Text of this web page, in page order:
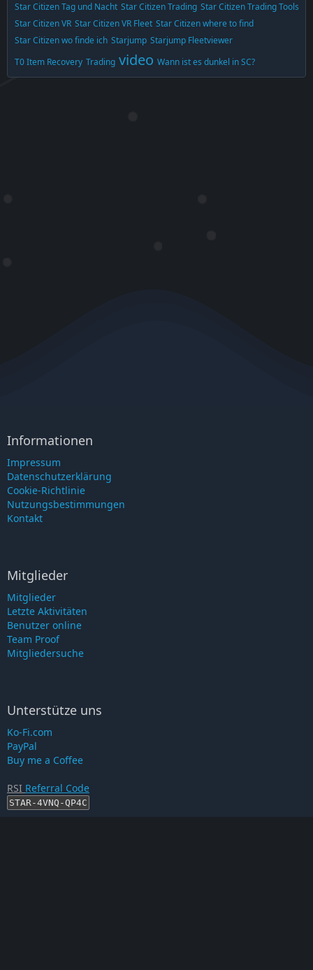
Star Citizen Tag und Nacht Star Citizen Trading Star Citizen Trading Tools
Star Citizen VR Star Citizen VR Fleet Star Citizen where to find
Star Citizen wo finde ich Starjump Starjump Fleetviewer
T0 Item Recovery Trading video Wann ist es dunkel in SC?
Informationen
Impressum
Datenschutzerklärung
Cookie-Richtlinie
Nutzungsbestimmungen
Kontakt
Mitglieder
Mitglieder
Letzte Aktivitäten
Benutzer online
Team Proof
Mitgliedersuche
Unterstütze uns
Ko-Fi.com
PayPal
Buy me a Coffee
RSI Referral Code
STAR-4VNQ-QP4C